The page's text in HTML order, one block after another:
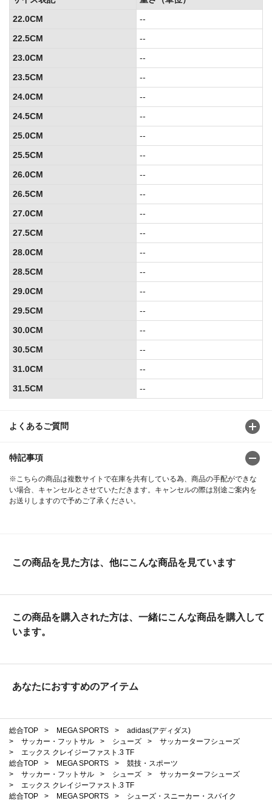
よくあるご質問
特記事項
※こちらの商品は複数サイトで在庫を共有している為、商品の手配ができな
い場合、キャンセルとさせていただきます。キャンセルの際は別途ご案内を
お送りしますので予めご了承ください。
22.0CM
--
22.5CM
--
23.0CM
--
23.5CM
--
24.0CM
--
24.5CM
--
25.0CM
--
25.5CM
--
26.0CM
--
26.5CM
--
27.0CM
--
27.5CM
--
28.0CM
--
28.5CM
--
29.0CM
--
29.5CM
--
30.0CM
--
30.5CM
--
31.0CM
--
31.5CM
--
この商品を見た方は、他にこんな商品を見ています
この商品を購入された方は、一緒にこんな商品を購入して
います。
あなたにおすすめのアイテム
総合TOP > MEGA SPORTS >
adidas(アディダス)
>
サッカー・フットサル > シューズ >
サッカーターフシューズ
>
エックス クレイジーファスト.3 TF
総合TOP
> MEGA SPORTS >
競技・スポーツ
>
サッカー・フットサル > シューズ >
サッカーターフシューズ
>
エックス クレイジーファスト.3 TF
総合TOP
> MEGA SPORTS >
シューズ・スニーカー・スパイク